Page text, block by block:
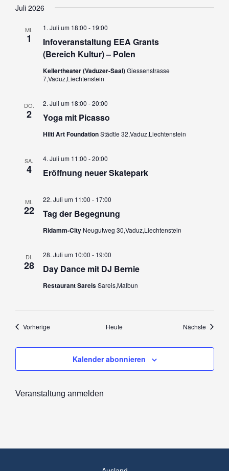
Juli 2026
MI.
1
Infoveranstaltung EEA Grants
(Bereich Kultur) – Polen
1. Juli um 18:00 - 19:00
Kellertheater (Vaduzer-Saal)Giessenstrasse
7,Vaduz,Liechtenstein
DO.
2 Yoga mit Picasso
2. Juli um 18:00 -20:00
Hilti Art FoundationStädtle 32,Vaduz,Liechtenstein
SA.
4 Eröffnung neuer Skatepark
4. Juli um 11:00 -20:00
MI.
22 Tag der Begegnung
22. Juli um 11:00 - 17:00
Ridamm-City Neugutweg 30,Vaduz,Liechtenstein
DI.
28 Day Dance mit DJ Bernie
28. Juli um 10:00 - 19:00
Restaurant SareisSareis,Malbun
VorherigeVeranstaltungen Heute Nächste
Kalender abonnieren
Veranstaltung anmelden